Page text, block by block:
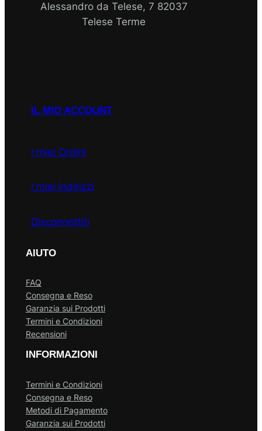
Alessandro da Telese, 7 82037
Telese Terme
IL MIO ACCOUNT
I miei Ordini
I miei Indirizzi
Disconnettiti
AIUTO
FAQ
Consegna e Reso
Garanzia sui Prodotti
Termini e Condizioni
Recensioni
INFORMAZIONI
Termini e Condizioni
Consegna e Reso
Metodi di Pagamento
Garanzia sui Prodotti